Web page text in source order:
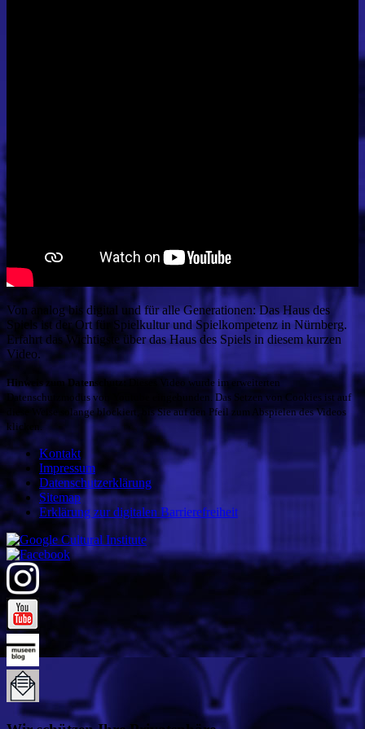
Von analog bis digital und für alle Generationen: Das Haus des
Spiels ist der Ort für Spielkultur und Spielkompetenz in Nürnberg.
Erfahrt das Wichtigste über das Haus des Spiels in diesem kurzen
Video.
Hinweis zum Datenschutz:Dieses Video wurde im erweiterten
Datenschutzmodus von Youtube eingebunden. Das Setzen von Cookies ist auf
diese Weise solange blockiert, bis Sie auf den Pfeil zum Abspielen des Videos
klicken.
Kontakt
Impressum
Datenschutzerklärung
Sitemap
Erklärung zur digitalen Barrierefreiheit